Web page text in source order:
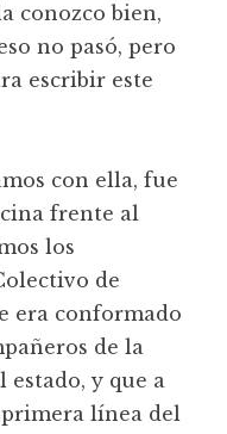
conozco bien,
no pasó, pero
escribir este
con ella, fue
frente al
los
de
era conformado
de la
estado, y que a
primera línea del